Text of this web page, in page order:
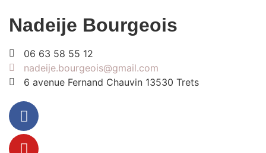
Nadeije Bourgeois
06 63 58 55 12
nadeije.bourgeois@gmail.com
6 avenue Fernand Chauvin 13530 Trets